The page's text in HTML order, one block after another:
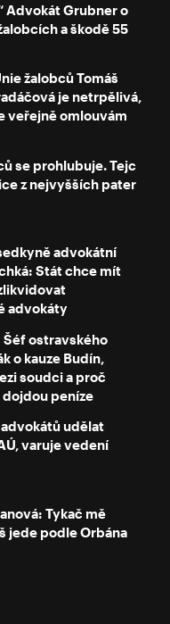
Advokát Grubner o
a škodě 55
žalobců Tomáš
je netrpělivá,
veřejně omlouvám
se prohlubuje. Tejc
z nejvyšších pater
advokátní
Stát chce mít
advokáty
Šéf ostravského
o kauze Budín,
soudci a proč
peníze
udělat
varuje vedení
Tykač mě
jede podle Orbána